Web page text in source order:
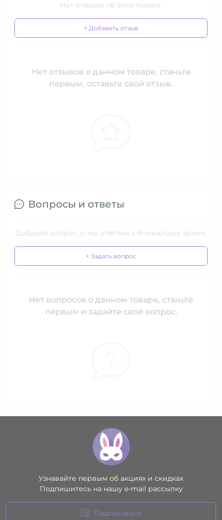
Нет отзывов об этом товаре.
+ Добавить отзыв
Нет отзывов о данном товаре, станьте
первым, оставьте свой отзыв.
Вопросы и ответы
Добавьте вопрос, и мы ответим в ближайшее время.
+ Задать вопрос
Нет вопросов о данном товаре, станьте
первым и задайте свой вопрос.
Узнавайте первым об акциях и скидках
Подпишитесь на нашу e-mail рассылку
Подписаться